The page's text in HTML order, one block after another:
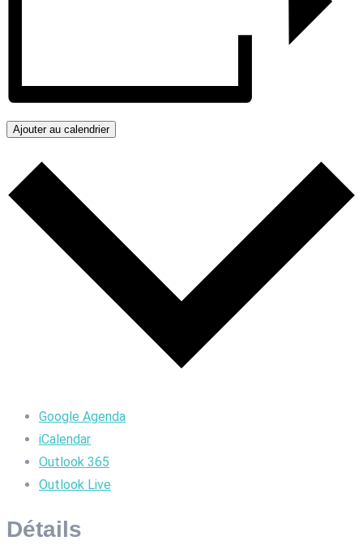
Ajouter au calendrier
Google Agenda
iCalendar
Outlook 365
Outlook Live
Détails